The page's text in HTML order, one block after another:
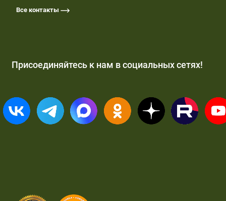
Все контакты
Присоединяйтесь к нам в социальных сетях!